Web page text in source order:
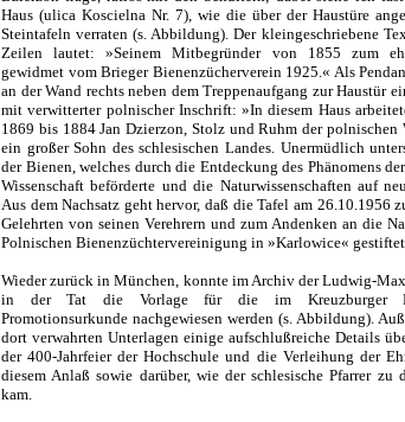
Haus (ulica Koscielna Nr. 7), wie die über der Haustüre
Steintafeln verraten (s. Abbildung). Der kleingeschriebene
Zeilen lautet: »Seinem Mitbegründer von 1855 zum
gewidmet vom Brieger Bienenzücherverein 1925.« Als
an der Wand rechts neben dem Treppenaufgang zur Haustür
mit verwitterter polnischer Inschrift: »In diesem Haus
1869 bis 1884 Jan Dzierzon, Stolz und Ruhm der polnischen
ein großer Sohn des schlesischen Landes. Unermüdlich
der Bienen, welches durch die Entdeckung des Phänomens
Wissenschaft beförderte und die Naturwissenschaften auf
Aus dem Nachsatz geht hervor, daß die Tafel am 26.10.1956
Gelehrten von seinen Verehrern und zum Andenken an die
Polnischen Bienenzüchtervereinigung in »Karlowice«
Wieder zurück in München, konnte im Archiv der Ludwig-
in der Tat die Vorlage für die im Kreuzburger
Promotionsurkunde nachgewiesen werden (s. Abbildung).
dort verwahrten Unterlagen einige aufschlußreiche Details
der 400-Jahrfeier der Hochschule und die Verleihung der
diesem Anlaß sowie darüber, wie der schlesische Pfarrer zu
kam.